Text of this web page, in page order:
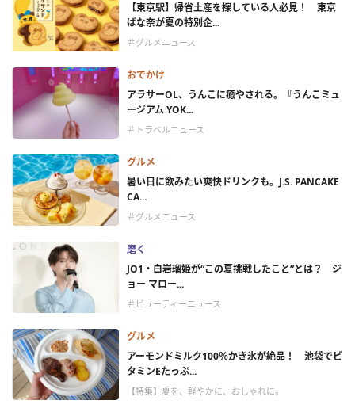
【東京駅】帰省土産を探している人必見！ 東京
ばな奈が夏の特別企...
＃グルメニュース
おでかけ
アラサーOL、うんこに癒やされる。『うんこミュ
ージアム YOK...
＃トラベルニュース
グルメ
暑い日に飲みたい爽快ドリンクも。J.S. PANCAKE
CA...
＃グルメニュース
磨く
JO1・白岩瑠姫が“この夏挑戦したこと”とは？ ジ
ョー マロー...
＃ビューティーニュース
グルメ
アーモンドミルク100％かき氷が絶品！ 池袋でビ
タミンEたっぷ...
【特集】夏を、軽やかに、おしゃれに。